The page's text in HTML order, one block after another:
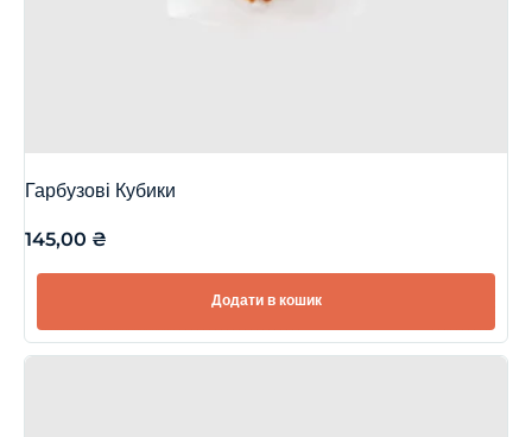
Гарбузові Кубики
145,00 ₴
Додати в кошик